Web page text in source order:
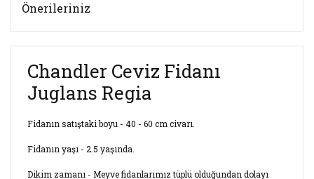
Önerileriniz
Chandler Ceviz Fidanı
Juglans Regia
Fidanın satıştaki boyu - 40 - 60 cm civarı.
Fidanın yaşı - 2.5 yaşında.
Dikim zamanı - Meyve fidanlarımız tüplü olduğundan dolayı